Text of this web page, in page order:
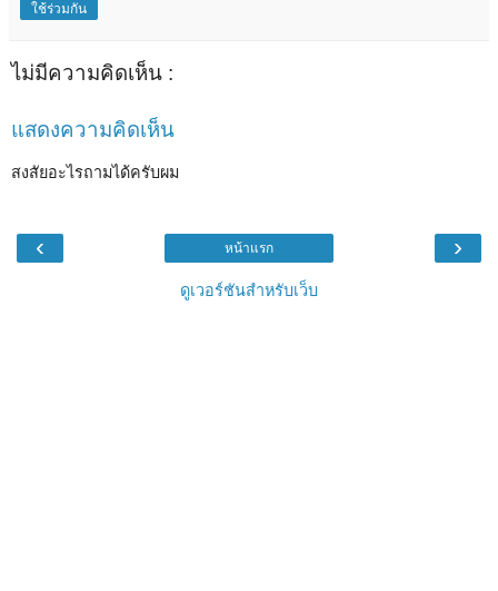
ใช้ร่วมกัน
ไม่มีความคิดเห็น :
แสดงความคิดเห็น
สงสัยอะไรถามได้ครับผม
‹ ›
หน้าแรก
ดูเวอร์ชันสำหรับเว็บ